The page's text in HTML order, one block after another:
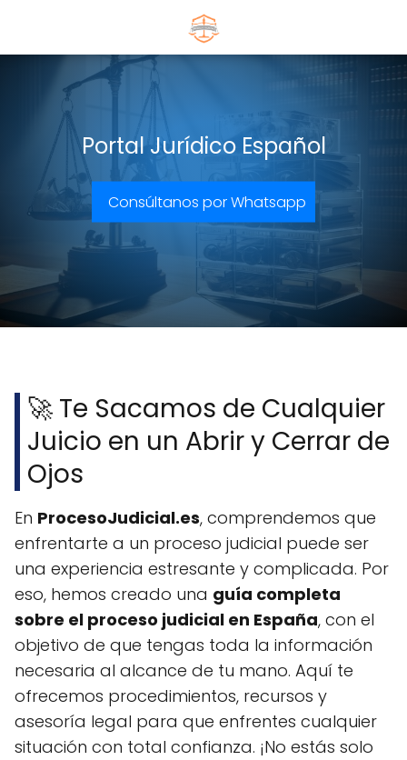
Portal Jurídico Español
Consúltanos por Whatsapp
🚀 Te Sacamos de Cualquier
Juicio en un Abrir y Cerrar de
Ojos
En ProcesoJudicial.es, comprendemos que
enfrentarte a un proceso judicial puede ser
una experiencia estresante y complicada. Por
eso, hemos creado una guía completa
sobre el proceso judicial en España, con el
objetivo de que tengas toda la información
necesaria al alcance de tu mano. Aquí te
ofrecemos procedimientos, recursos y
asesoría legal para que enfrentes cualquier
situación con total confianza. ¡No estás solo